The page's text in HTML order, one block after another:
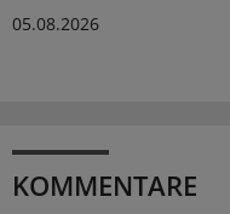
05.08.2026
KOMMENTARE